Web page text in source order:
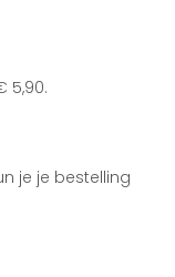
5,90.
je je bestelling